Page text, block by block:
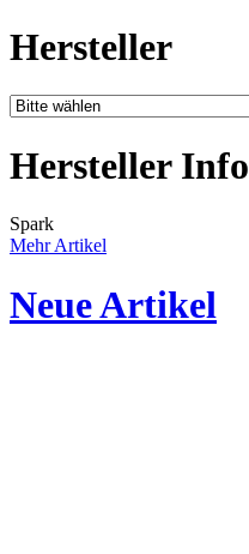
Hersteller
Hersteller Info
Spark
Mehr Artikel
Neue Artikel